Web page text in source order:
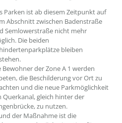
Parken ist ab diesem Zeitpunkt auf
Abschnitt zwischen Badenstraße
Semlowerstraße nicht mehr
Die beiden
bleiben
Bewohner der Zone A 1 werden
die Beschilderung vor Ort zu
und die neue Parkmöglichkeit
Querkanal, gleich hinter der
zu nutzen.
der Maßnahme ist die